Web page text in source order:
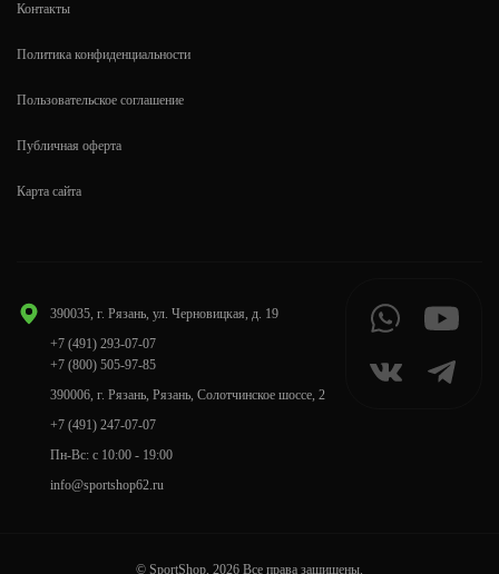
390035, г. Рязань, ул. Черновицкая, д. 19
+7 (491) 293-07-07
+7 (800) 505-97-85
390006, г. Рязань, Рязань, Солотчинское шоссе, 2
+7 (491) 247-07-07
Пн-Вс: с 10:00 - 19:00
info@sportshop62.ru
Контакты
Политика конфиденциальности
Пользовательское соглашение
Публичная оферта
Карта сайта
© SportShop, 2026 Все права защищены.